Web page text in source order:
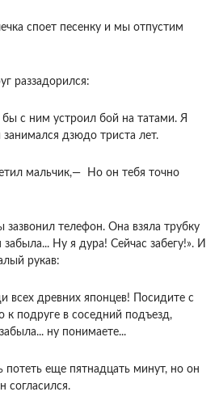
споет песенку и мы отпустим
раззадорился:
с ним устроил бой на татами. Я
дзюдо триста лет.
мальчик,— Но он тебя точно
телефон. Она взяла трубку
забыла... Ну я дура! Сейчас забегу!». И
рукав:
древних японцев! Посидите с
подруге в соседний подъезд,
ну понимаете...
потеть еще пятнадцать минут, но он
согласился.